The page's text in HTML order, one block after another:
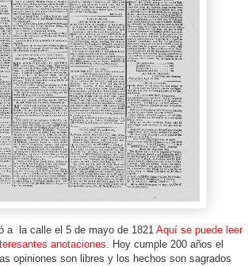
a la calle el 5 de mayo de 1821 Aquí se puede leer
anotaciones. Hoy cumple 200 años el
opiniones son libres y los hechos son sagrados